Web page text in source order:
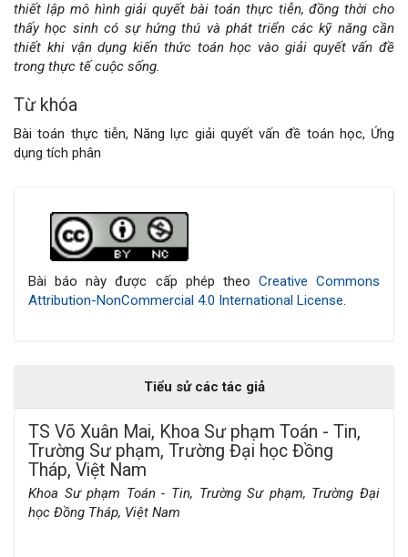
thiết lập mô hình giải quyết bài toán thực tiễn, đồng thời cho
thấy học sinh có sự hứng thú và phát triển các kỹ năng cần
thiết khi vận dụng kiến thức toán học vào giải quyết vấn đề
trong thực tế cuộc sống.
Từ khóa
Bài toán thực tiễn, Năng lực giải quyết vấn đề toán học, Ứng
dụng tích phân
bài
Bài báo này được cấp phép theo Creative Commons
Attribution-NonCommercial 4.0 International License.
Tiểu sử các tác giả
TS Võ Xuân Mai, Khoa Sư phạm Toán - Tin,
Trường Sư phạm, Trường Đại học Đồng
Tháp, Việt Nam
Khoa Sư phạm Toán - Tin, Trường Sư phạm, Trường Đại
học Đồng Tháp, Việt Nam